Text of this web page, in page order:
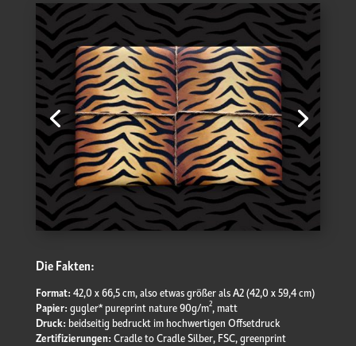
Die Fakten:
Format: 42,0 x 66,5 cm, also etwas größer als A2 (42,0 x 59,4 cm)
Papier: gugler* pureprint nature 90g/m2, matt
Druck: beidseitig bedruckt im hochwertigen Offsetdruck
Zertifizierungen: Cradle to Cradle Silber, FSC, greenprint